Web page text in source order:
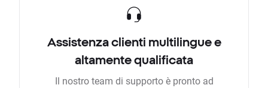
Assistenza clienti multilingue e
altamente qualificata
Il nostro team di supporto è pronto ad